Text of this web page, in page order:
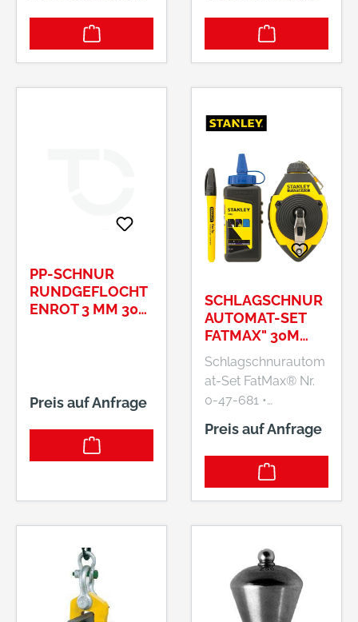
PP-SCHNUR
RUNDGEFLOCHT
ENROT 3 MM 300
Preis auf Anfrage
SCHLAGSCHNUR
AUTOMAT-SET
FATMAX" 30M
STANLEY FAT
MAX
Schlagschnurautom
at-Set FatMax® Nr.
0-47-681 •
Kunststoffgehäuse •
30 m
Baumwoll-/Polyest
Schlagschnurgerät 1
Flasche Kreide 115 g
1 Permanent-Marker
Hersteller: Stanley
Preis auf Anfrage